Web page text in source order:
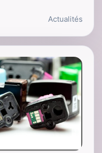
Actualités